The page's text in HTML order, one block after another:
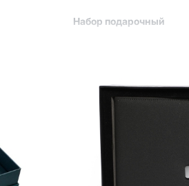
Набор подарочный